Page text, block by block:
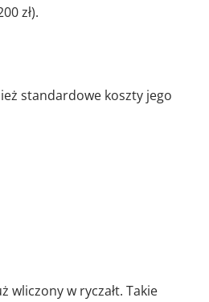
zł).
standardowe koszty jego
wliczony w ryczałt. Takie